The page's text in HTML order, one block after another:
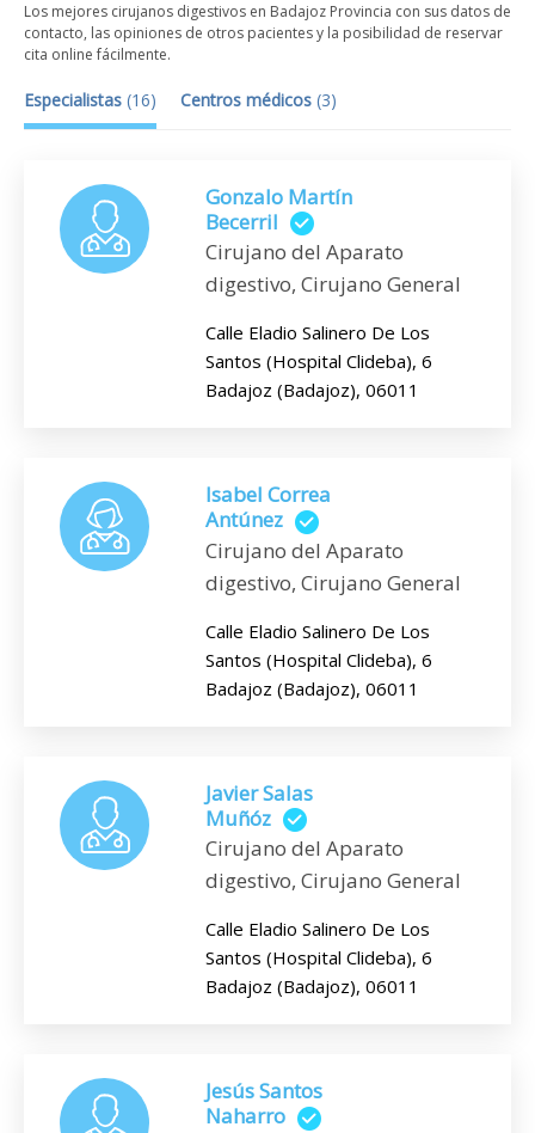
Los mejores cirujanos digestivos en Badajoz Provincia con sus datos de
contacto, las opiniones de otros pacientes y la posibilidad de reservar
cita online fácilmente.
Especialistas (16) Centros médicos (3)
Gonzalo Martín
Becerril
Cirujano del Aparato
digestivo, Cirujano General
Calle Eladio Salinero De Los
Santos (Hospital Clideba), 6
Badajoz (Badajoz), 06011
Isabel Correa
Antúnez
Cirujano del Aparato
digestivo, Cirujano General
Calle Eladio Salinero De Los
Santos (Hospital Clideba), 6
Badajoz (Badajoz), 06011
Javier Salas
Muñóz
Cirujano del Aparato
digestivo, Cirujano General
Calle Eladio Salinero De Los
Santos (Hospital Clideba), 6
Badajoz (Badajoz), 06011
Jesús Santos
Naharro